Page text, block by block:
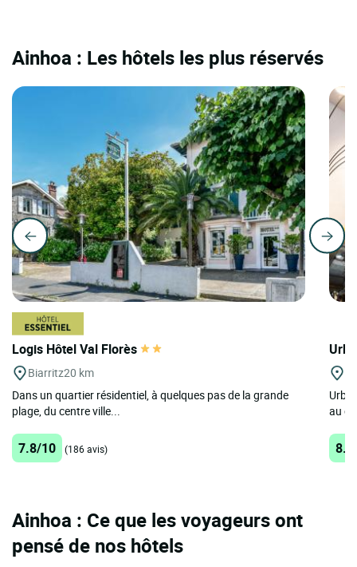
Ainhoa : Les hôtels les plus réservés
Logis Hôtel Val Florès
Biarritz20 km
Dans un quartier résidentiel, à quelques pas de la grande
plage, du centre ville...
7.8/10 (186 avis)
au
Ainhoa : Ce que les voyageurs ont
pensé de nos hôtels